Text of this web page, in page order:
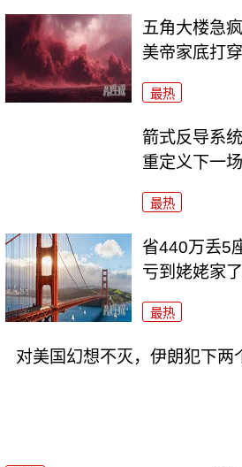
五角大楼急
美帝家底打穿
最热
箭式反导系
重定义下一
最热
省440万丢5
亏到姥姥家了
最热
对美国幻想不灭，伊朗犯下两